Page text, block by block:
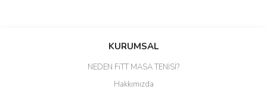
Yorum Yaz
Görüş ve önerileriniz için teşekkür ederiz.
Ürün resmi kalitesiz, bozuk veya görüntülenemiyor.
KURUMSAL
NEDEN FiTT MASA TENİSİ?
Hakkımızda